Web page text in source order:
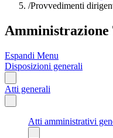
/Provvedimenti
Amministrazione
Espandi Menu
Disposizioni generali
Atti generali
Atti amministrativi